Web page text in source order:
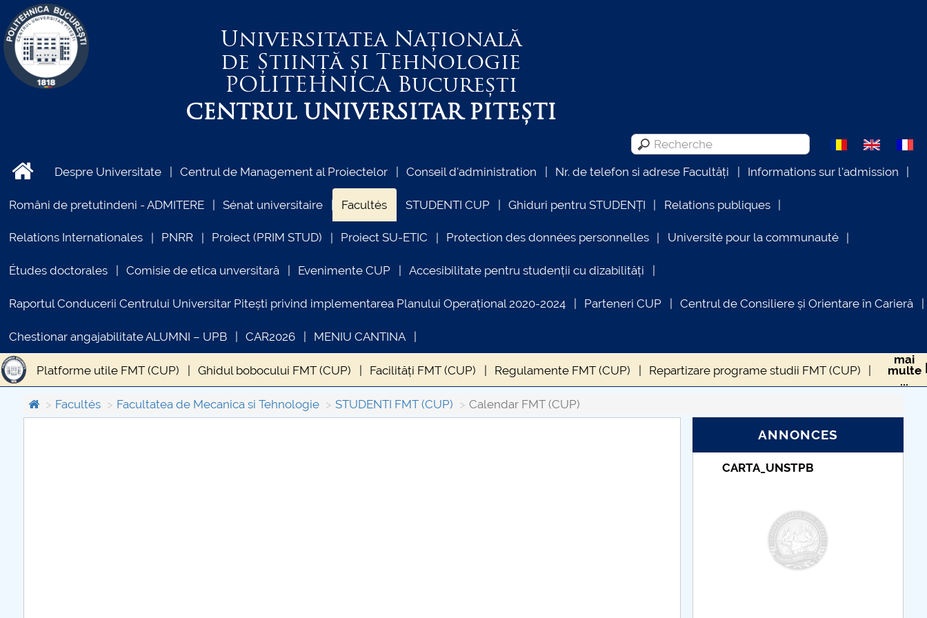
Universitatea Națională
de Știință și Tehnologie
POLITEHNICABucurești
CENTRUL UNIVERSITAR PITEȘTI
Despre Universitate Centrul de Management al Proiectelor Conseil d'administration Nr. de telefon si adrese Facultăți Informations sur l'admission
Români de pretutindeni - ADMITERE Sénat universitaire Facultés STUDENTI CUP Ghiduri pentru STUDENȚI Relations publiques
Relations Internationales PNRR Proiect (PRIM STUD) Proiect SU-ETIC Protection des données personnelles Université pour la communauté
Études doctorales Comisie de etica unversitară Evenimente CUP Accesibilitate pentru studenții cu dizabilități
Raportul Conducerii Centrului Universitar Pitești privind implementarea Planului Operațional 2020-2024 Parteneri CUP Centrul de Consiliere și Orientare în Carieră
Chestionar angajabilitate ALUMNI – UPB CAR2026 MENIU CANTINA
Platforme utile FMT (CUP) Ghidul bobocului FMT (CUP) Facilități FMT (CUP) Regulamente FMT (CUP) Repartizare programe studii FMT (CUP)
Proceduri secretariat FMT (CUP) Calendar FMT (CUP) Grupe FMT (CUP) Orar FMT (CUP) Contracte de studii și discipline opționale FMT (CUP)
mai
multe
...
Facultés
Facultatea de Mecanica si Tehnologie STUDENTI FMT (CUP) Calendar FMT (CUP)
ANNONCES
Taxe de școlarizare